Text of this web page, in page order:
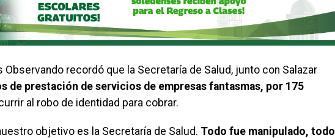
Observando recordó que la Secretaría de Salud, junto con Salazar
de prestación de servicios de empresas fantasmas, por 175
al robo de identidad para cobrar.
objetivo es la Secretaría de Salud. Todo fue manipulado, todo